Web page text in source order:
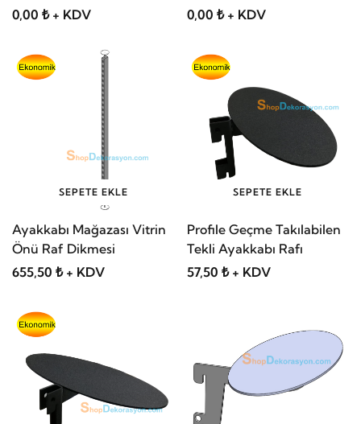
0,00 ₺ + KDV
0,00 ₺ + KDV
SEPETE EKLE
Ayakkabı Mağazası Vitrin
Önü Raf Dikmesi
655,50 ₺ + KDV
SEPETE EKLE
Profile Geçme Takılabilen
Tekli Ayakkabı Rafı
57,50 ₺ + KDV